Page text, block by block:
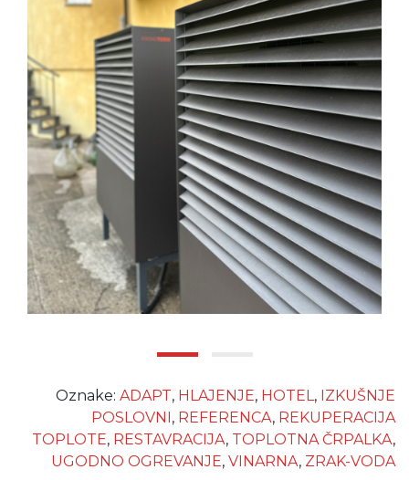
Oznake: ADAPT, HLAJENJE, HOTEL, IZKUŠNJE
POSLOVNI, REFERENCA, REKUPERACIJA
TOPLOTE, RESTAVRACIJA, TOPLOTNA ČRPALKA,
UGODNO OGREVANJE, VINARNA, ZRAK-VODA